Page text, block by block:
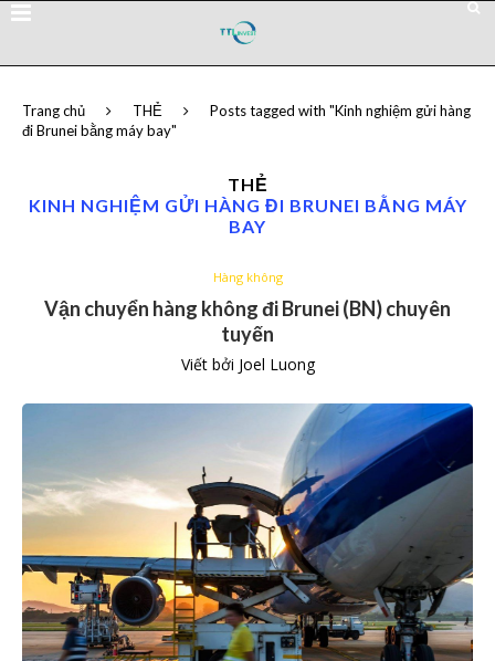
Trang chủ THẺ
Posts tagged with "Kinh nghiệm gửi hàng
đi Brunei bằng máy bay"
THẺ
KINH NGHIỆM GỬI HÀNG ĐI BRUNEI BẰNG MÁY
BAY
Hàng không
Vận chuyển hàng không đi Brunei (BN) chuyên
tuyến
Viết bởi Joel Luong